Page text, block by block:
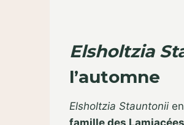
Elsholtzia
l’automne
Elsholtzia Stauntonii